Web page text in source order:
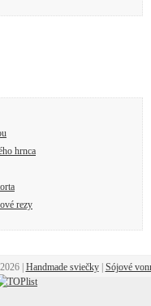
hrnca
rezy
| Handmade sviečky| Sójové